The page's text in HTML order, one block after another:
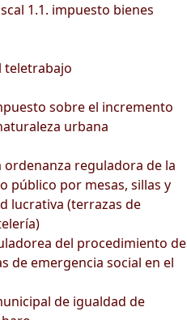
1.1. impuesto bienes
teletrabajo
sobre el incremento
urbana
reguladora de la
público por mesas, sillas y
lucrativa (terrazas de
del procedimiento de
de emergencia social en el
de igualdad de